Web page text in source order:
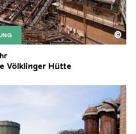
der Völklinger Hütte mit
Völklinger Hütte | Karl
©
Völklinger Hütte